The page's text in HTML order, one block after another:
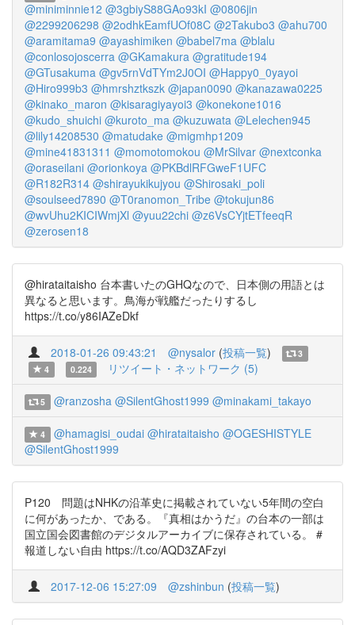
@miniminnie12 @3gbiyS88GAo93kI @0806jin
@2299206298 @2odhkEamfUOf08C @2Takubo3 @ahu700
@aramitama9 @ayashimiken @babel7ma @blalu
@conlosojoscerra @GKamakura @gratitude194
@GTusakuma @gv5rnVdTYm2J0OI @Happy0_0yayoi
@Hiro999b3 @hmrshztkszk @japan0090 @kanazawa0225
@kinako_maron @kisaragiyayoi3 @konekone1016
@kudo_shuichi @kuroto_ma @kuzuwata @Lelechen945
@lily14208530 @matudake @migmhp1209
@mine41831311 @momotomokou @MrSilvar @nextconka
@oraseilani @orionkoya @PKBdlRFGweF1UFC
@R182R314 @shirayukikujyou @Shirosaki_poli
@soulseed7890 @T0ranomon_Tribe @tokujun86
@wvUhu2KICIWmjXl @yuu22chi @z6VsCYjtETfeeqR
@zerosen18
@hirataitaisho 台本書いたのGHQなので、日本側の用語とは
異なると思います。鳥海が戦艦だったりするし
https://t.co/y86IAZeDkf
2018-01-26 09:43:21 @nysalor (投稿一覧)
3
4
0.224 リツイート・ネットワーク (5)
5 @ranzosha @SilentGhost1999 @minakami_takayo
4 @hamagisi_oudai @hirataitaisho @OGESHISTYLE
@SilentGhost1999
P120 問題はNHKの沿革史に掲載されていない5年間の空白
に何があったか、である。『真相はかうだ』の台本の一部は
国立国会図書館のデジタルアーカイブに保存されている。 #
報道しない自由 https://t.co/AQD3ZAFzyi
2017-12-06 15:27:09 @zshinbun (投稿一覧)